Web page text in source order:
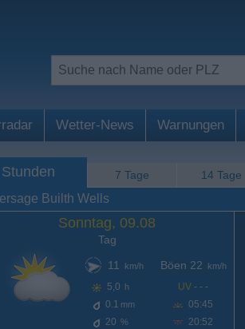
Wetter-News Warnungen
7 Tage 14 Tage
Builth Wells
Sonntag, 09.08
Tag
11
km/h
5,0 h
0.1 mm
20 %
Böen 22 km/h
UV - - -
05:45
20:52